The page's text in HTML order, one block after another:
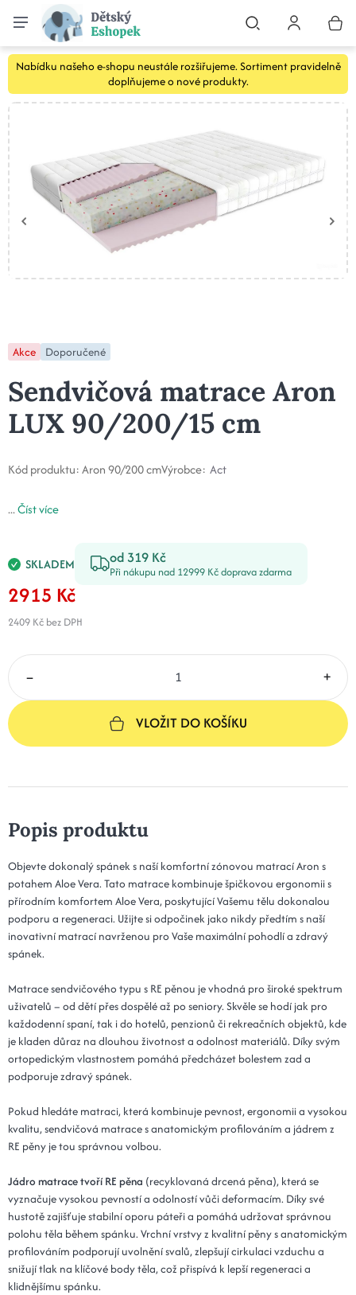
Nabídku našeho e-shopu neustále rozšiřujeme. Sortiment pravidelně
doplňujeme o nové produkty.
Akce Doporučené
Sendvičová matrace Aron
LUX 90/200/15 cm
Kód produktu:Aron 90/200 cmVýrobce: Act
...Číst více
SKLADEM od 319 Kč
Při nákupu nad 12999 Kč doprava zdarma
2915 Kč
2409 Kč bez DPH
– +
VLOŽIT DO KOŠÍKU
Popis produktu
Objevte dokonalý spánek s naší komfortní zónovou matrací Aron s
potahem Aloe Vera. Tato matrace kombinuje špičkovou ergonomii s
přírodním komfortem Aloe Vera, poskytující Vašemu tělu dokonalou
podporu a regeneraci. Užijte si odpočinek jako nikdy předtím s naší
inovativní matrací navrženou pro Vaše maximální pohodlí a zdravý
spánek.
Matrace sendvičového typu s RE pěnou je vhodná pro široké spektrum
uživatelů – od dětí přes dospělé až po seniory. Skvěle se hodí jak pro
každodenní spaní, tak i do hotelů, penzionů či rekreačních objektů, kde
je kladen důraz na dlouhou životnost a odolnost materiálů. Díky svým
ortopedickým vlastnostem pomáhá předcházet bolestem zad a
podporuje zdravý spánek.
Pokud hledáte matraci, která kombinuje pevnost, ergonomii a vysokou
kvalitu, sendvičová matrace s anatomickým profilováním a jádrem z
RE pěny je tou správnou volbou.
Jádro matrace tvoří RE pěna (recyklovaná drcená pěna), která se
vyznačuje vysokou pevností a odolností vůči deformacím. Díky své
hustotě zajišťuje stabilní oporu páteři a pomáhá udržovat správnou
polohu těla během spánku. Vrchní vrstvy z kvalitní pěny s anatomickým
profilováním podporují uvolnění svalů, zlepšují cirkulaci vzduchu a
snižují tlak na klíčové body těla, což přispívá k lepší regeneraci a
klidnějšímu spánku.